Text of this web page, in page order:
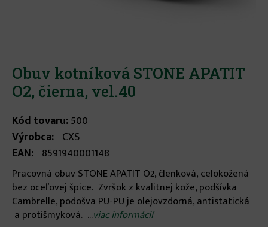
Obuv kotníková STONE APATIT
O2, čierna, vel.40
Kód tovaru:500
Výrobca: CXS
EAN: 8591940001148
Pracovná obuv STONE APATIT O2, členková, celokožená
bez oceľovej špice. Zvršok z kvalitnej kože, podšívka
Cambrelle, podošva PU-PU je olejovzdorná, antistatická
a protišmyková. ...viac informácií